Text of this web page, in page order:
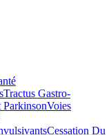
Tractus Gastro-
Voies
Cessation Du